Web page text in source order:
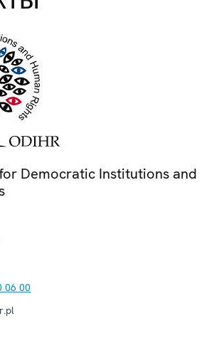
Democratic Institutions and
06 00